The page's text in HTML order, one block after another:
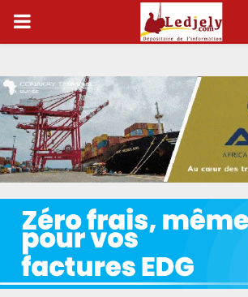
P
I
M
A
Y